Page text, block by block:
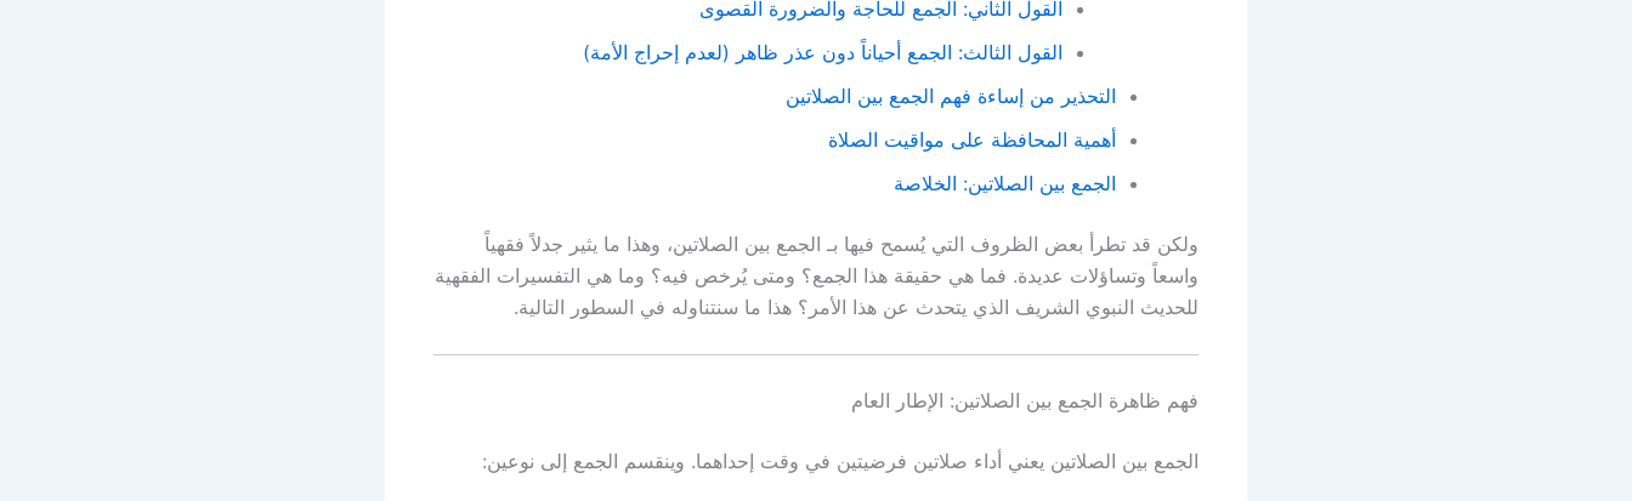
القول الثاني: الجمع للحاجة والضرورة القصوى
القول الثالث: الجمع أحياناً دون عذر ظاهر (لعدم إحراج الأمة)
التحذير من إساءة فهم الجمع بين الصلاتين
أهمية المحافظة على مواقيت الصلاة
الجمع بين الصلاتين: الخلاصة
ولكن قد تطرأ بعض الظروف التي يُسمح فيها بـ الجمع بين الصلاتين، وهذا ما يثير جدلاً فقهياً
واسعاً وتساؤلات عديدة. فما هي حقيقة هذا الجمع؟ ومتى يُرخص فيه؟ وما هي التفسيرات الفقهية
للحديث النبوي الشريف الذي يتحدث عن هذا الأمر؟ هذا ما سنتناوله في السطور التالية.
فهم ظاهرة الجمع بين الصلاتين: الإطار العام
الجمع بين الصلاتين يعني أداء صلاتين فرضيتين في وقت إحداهما. وينقسم الجمع إلى نوعين: